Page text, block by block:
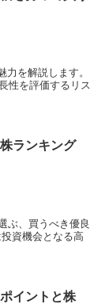
を解説します。
性を評価するリス
ランキング
ぶ、買うべき優良
資機会となる高
イントと株